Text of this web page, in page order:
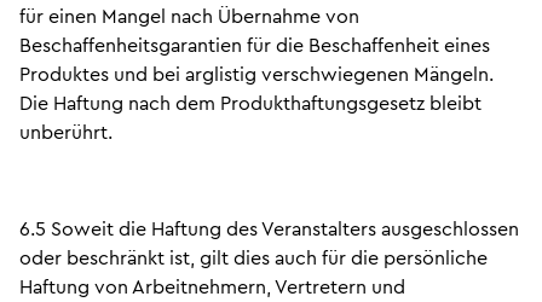
für einen Mangel nach Übernahme von
Beschaffenheitsgarantien für die Beschaffenheit eines
Produktes und bei arglistig verschwiegenen Mängeln.
Die Haftung nach dem Produkthaftungsgesetz bleibt
unberührt.
6.5 Soweit die Haftung des Veranstalters ausgeschlossen
oder beschränkt ist, gilt dies auch für die persönliche
Haftung von Arbeitnehmern, Vertretern und